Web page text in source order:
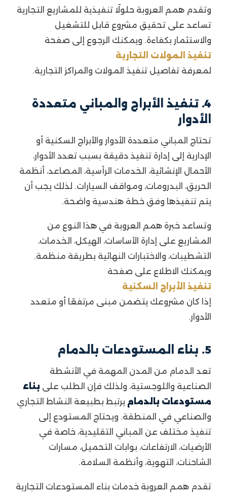
وتقدم همم العروبة حلولًا تنفيذية للمشاريع التجارية
تساعد على تحقيق مشروع قابل للتشغيل
والاستثمار بكفاءة. ويمكنك الرجوع إلى صفحة
تنفيذ المولات التجارية
لمعرفة تفاصيل تنفيذ المولات والمراكز التجارية.
4. تنفيذ الأبراج والمباني متعددة
الأدوار
تحتاج المباني متعددة الأدوار والأبراج السكنية أو
الإدارية إلى إدارة تنفيذ دقيقة بسبب تعدد الأدوار،
الأحمال الإنشائية، الخدمات الرأسية، المصاعد، أنظمة
الحريق، البدرومات، ومواقف السيارات. لذلك يجب أن
يتم تنفيذها وفق خطة هندسية واضحة.
وتساعد خبرة همم العروبة في هذا النوع من
المشاريع على إدارة الأساسات، الهيكل، الخدمات،
التشطيبات، والاختبارات النهائية بطريقة منظمة.
ويمكنك الاطلاع على صفحة
تنفيذ الأبراج السكنية
إذا كان مشروعك يتضمن مبنى مرتفعًا أو متعدد
الأدوار.
5. بناء المستودعات بالدمام
تعد الدمام من المدن المهمة في الأنشطة
الصناعية واللوجستية، ولذلك فإن الطلب على بناء
مستودعات بالدمام يرتبط بطبيعة النشاط التجاري
والصناعي في المنطقة. ويحتاج المستودع إلى
تنفيذ مختلف عن المباني التقليدية، خاصة في
الأرضيات، الارتفاعات، بوابات التحميل، مسارات
الشاحنات، التهوية، وأنظمة السلامة.
تقدم همم العروبة خدمات بناء المستودعات التجارية